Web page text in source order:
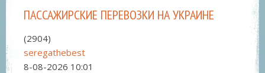
ПАССАЖИРСКИЕ ПЕРЕВОЗКИ НА УКРАИНЕ
(2904)
seregathebest
8-08-2026 10:01